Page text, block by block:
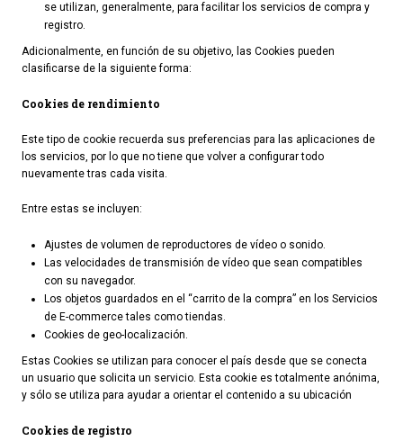
Noticias
se utilizan, generalmente, para facilitar los servicios de compra y
registro.
Adicionalmente, en función de su objetivo, las Cookies pueden
clasificarse de la siguiente forma:
Cookies de rendimiento
Este tipo de cookie recuerda sus preferencias para las aplicaciones de
los servicios, por lo que no tiene que volver a configurar todo
nuevamente tras cada visita.
Entre estas se incluyen:
Ajustes de volumen de reproductores de vídeo o sonido.
Las velocidades de transmisión de vídeo que sean compatibles
con su navegador.
Los objetos guardados en el “carrito de la compra” en los Servicios
de E-commerce tales como tiendas.
Cookies de geo-localización.
Estas Cookies se utilizan para conocer el país desde que se conecta
un usuario que solicita un servicio. Esta cookie es totalmente anónima,
y sólo se utiliza para ayudar a orientar el contenido a su ubicación
Cookies de registro